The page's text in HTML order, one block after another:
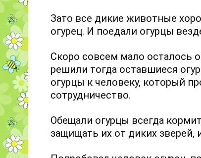
Зато все дикие животные
огурец. И поедали огурцы
Скоро совсем мало осталось
решили тогда оставшиеся
огурцы к человеку, который
сотрудничество.
Обещали огурцы всегда
защищать их от диких зверей,